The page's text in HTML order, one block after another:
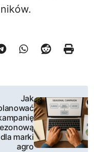
Jak
dla marki
agro